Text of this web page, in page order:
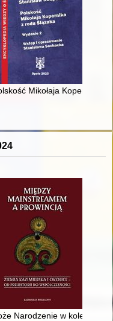
finansowy i
Mikołaja Kopernika z
Relacje z
Narodzenie w kolegiacie